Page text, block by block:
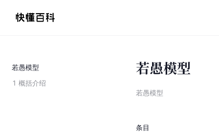
若愚模型
1 概括介绍
若愚模型
若愚模型
条目